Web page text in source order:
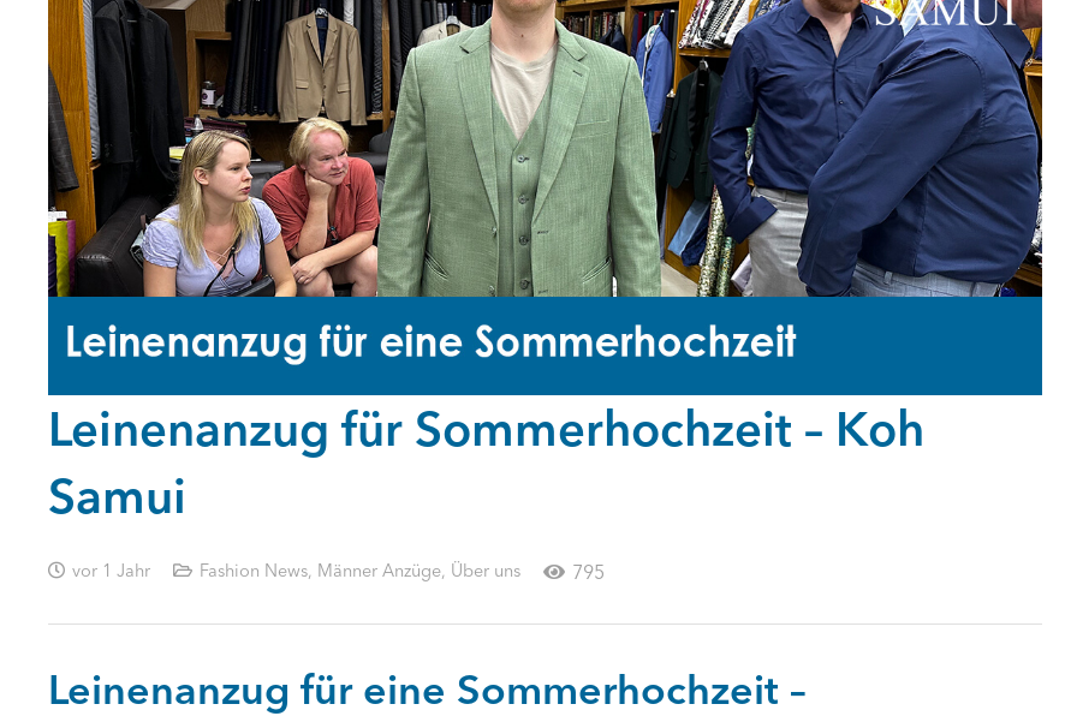
Leinenanzug für Sommerhochzeit – Koh
Samui
vor 1 Jahr Fashion News, Männer Anzüge, Über uns 795
Leinenanzug für eine Sommerhochzeit –